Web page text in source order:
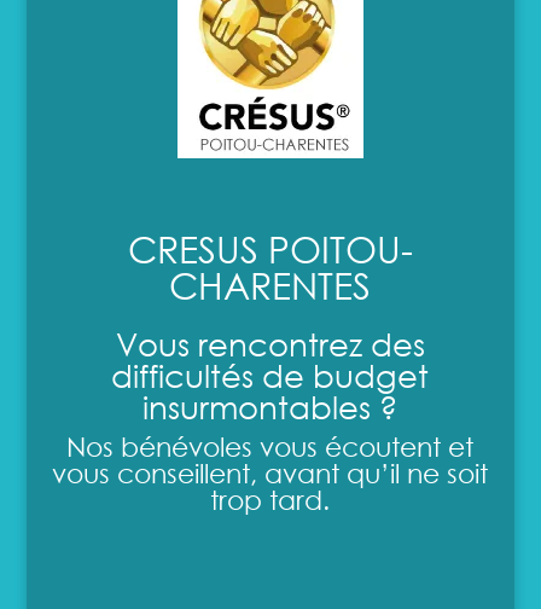
CRESUS POITOU-
CHARENTES
Vous rencontrez des
difficultés de budget
insurmontables ?
Nos bénévoles vous écoutent et
vous conseillent, avant qu’il ne soit
trop tard.